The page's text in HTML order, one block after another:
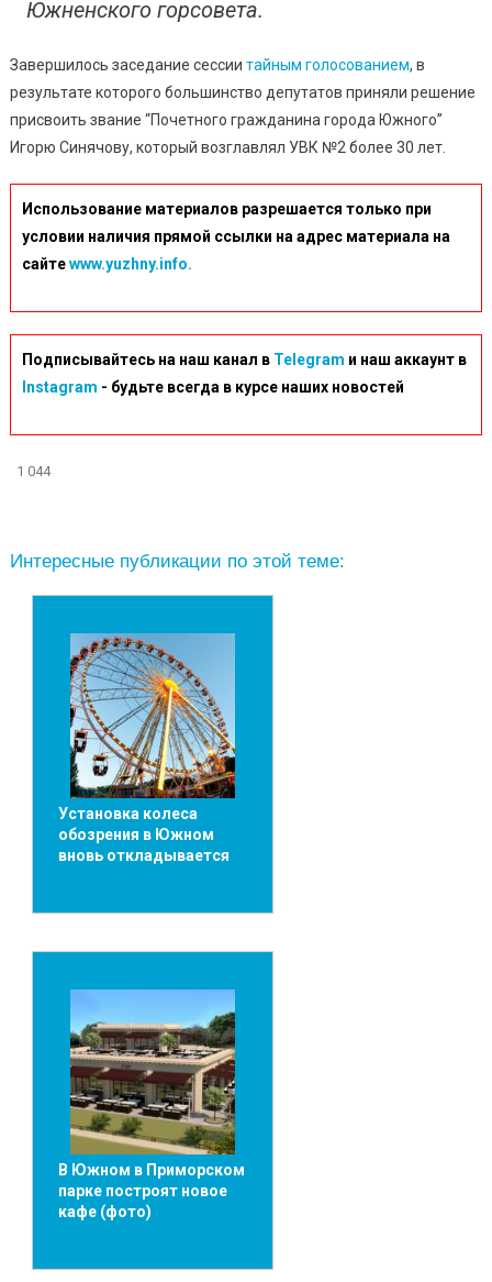
Южненского горсовета.
Завершилось заседание сессии тайным голосованием, в
результате которого большинство депутатов приняли решение
присвоить звание “Почетного гражданина города Южного”
Игорю Синячову, который возглавлял УВК №2 более 30 лет.
Использование материалов разрешается только при
условии наличия прямой ссылки на адрес материала на
сайтеwww.yuzhny.info.
Подписывайтесь на наш канал в Telegram и наш аккаунт в
Instagram - будьте всегда в курсе наших новостей
1 044
Интересные публикации по этой теме:
Установка колеса
обозрения в Южном
вновь откладывается
В Южном в Приморском
парке построят новое
кафе (фото)